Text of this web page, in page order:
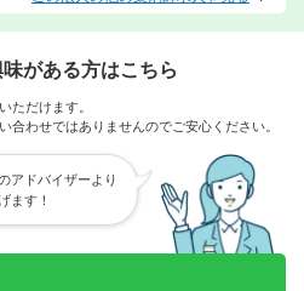
がある方はこちら
ただけます。
合わせではありませんのでご安心ください。
アドバイザーより
ます！